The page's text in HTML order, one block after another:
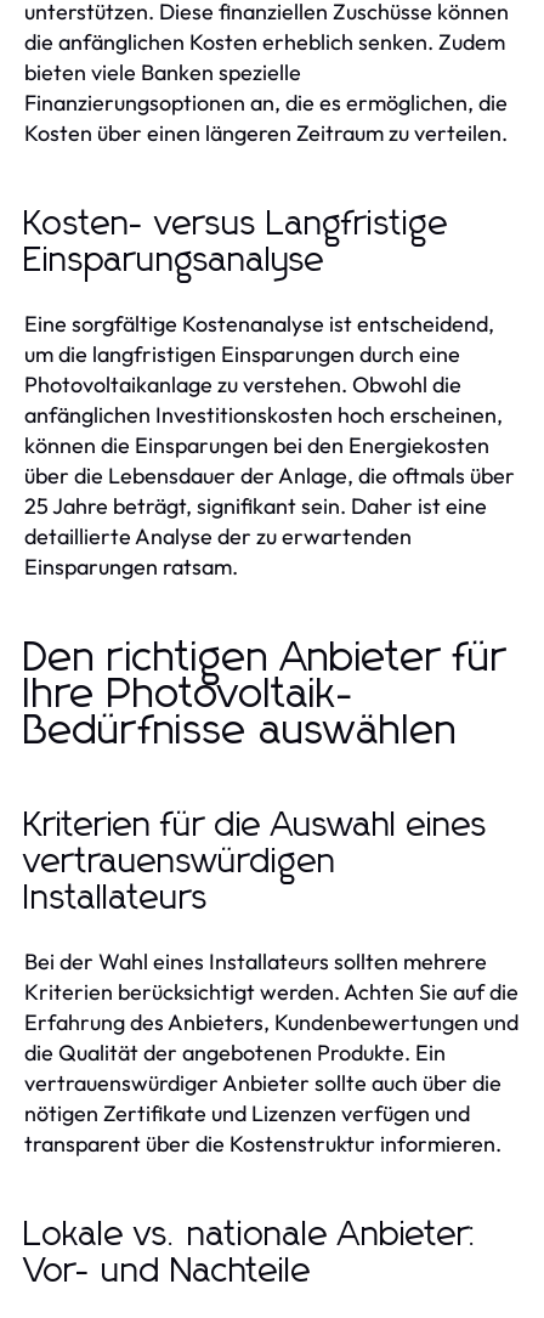
unterstützen. Diese finanziellen Zuschüsse können
die anfänglichen Kosten erheblich senken. Zudem
bieten viele Banken spezielle
Finanzierungsoptionen an, die es ermöglichen, die
Kosten über einen längeren Zeitraum zu verteilen.
Kosten- versus Langfristige
Einsparungsanalyse
Eine sorgfältige Kostenanalyse ist entscheidend,
um die langfristigen Einsparungen durch eine
Photovoltaikanlage zu verstehen. Obwohl die
anfänglichen Investitionskosten hoch erscheinen,
können die Einsparungen bei den Energiekosten
über die Lebensdauer der Anlage, die oftmals über
25 Jahre beträgt, signifikant sein. Daher ist eine
detaillierte Analyse der zu erwartenden
Einsparungen ratsam.
Den richtigen Anbieter für
Ihre Photovoltaik-
Bedürfnisse auswählen
Kriterien für die Auswahl eines
vertrauenswürdigen
Installateurs
Bei der Wahl eines Installateurs sollten mehrere
Kriterien berücksichtigt werden. Achten Sie auf die
Erfahrung des Anbieters, Kundenbewertungen und
die Qualität der angebotenen Produkte. Ein
vertrauenswürdiger Anbieter sollte auch über die
nötigen Zertifikate und Lizenzen verfügen und
transparent über die Kostenstruktur informieren.
Lokale vs. nationale Anbieter:
Vor- und Nachteile